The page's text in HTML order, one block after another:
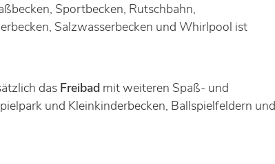
Sportbecken, Rutschbahn,
Salzwasserbecken und Whirlpool ist
das Freibad mit weiteren Spaß- und
und Kleinkinderbecken, Ballspielfeldern und